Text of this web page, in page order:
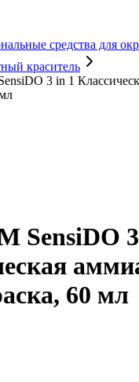
средства для
краситель
3 in 1
SensiDO
60 мл